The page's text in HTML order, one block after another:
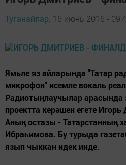
Туганайлар, 16 июнь 2016 -
Ямьле яз айларында "Татар
микрофон" исемле вокаль
Радиотыңлаучылар арасында
проектта керәшен егете
Аның остазы - Татарстанның
Ибраһимова. Бу турыда
язып чыккан идек инде.